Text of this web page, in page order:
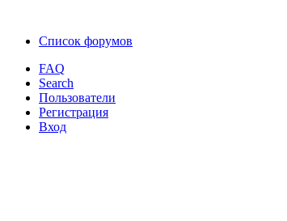
Список форумов
FAQ
Search
Пользователи
Регистрация
Вход